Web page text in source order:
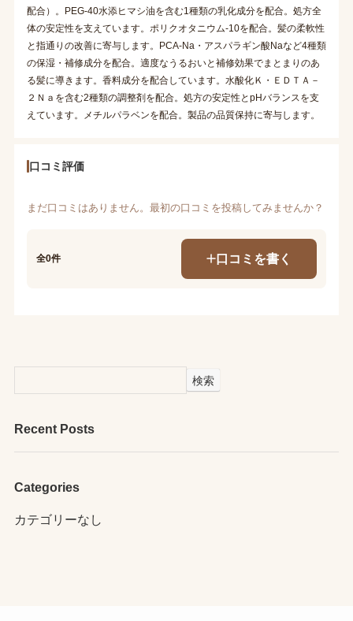
配合）。PEG-40水添ヒマシ油を含む1種類の乳化成分を配合。処方全
体の安定性を支えています。ポリクオタニウム-10を配合。髪の柔軟性
と指通りの改善に寄与します。PCA-Na・アスパラギン酸Naなど4種類
の保湿・補修成分を配合。適度なうるおいと補修効果でまとまりのあ
る髪に導きます。香料成分を配合しています。水酸化Ｋ・ＥＤＴＡ－
２Ｎａを含む2種類の調整剤を配合。処方の安定性とpHバランスを支
えています。メチルパラベンを配合。製品の品質保持に寄与します。
口コミ評価
まだ口コミはありません。最初の口コミを投稿してみませんか？
全0件 口コミを書く
検索
Recent Posts
Categories
カテゴリーなし